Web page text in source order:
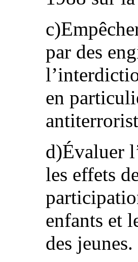
par des
en
d)Évaluer
les effets
enfants et
des jeunes.